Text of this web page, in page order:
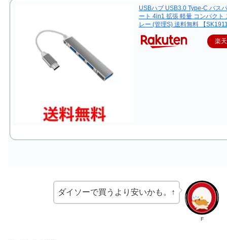
USBハブ USB3.0 Type-C バス
ート 4in1 拡張 軽量 コンパクト
レー (管理S) 送料無料 【
楽
F
ダイソーで買うより安いかも。↑